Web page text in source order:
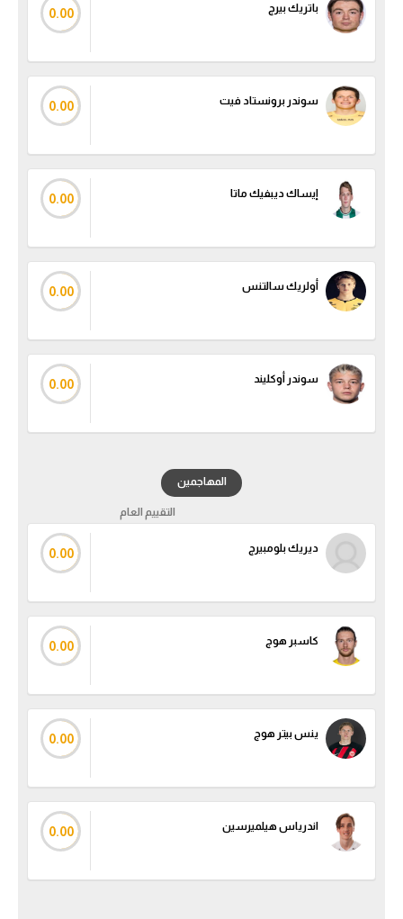
كرة يد
الوطن العربي
في المونديال
آسيا
ركن الألعاب
Gamers
ميركاتو
حكايات في الجول
كويز في الجول
باتريك بيرج 0.00
سوندر برونستاد فيت 0.00
إيساك ديبفيك ماتا 0.00
أولريك سالتنس 0.00
سوندر أوكليند 0.00
المهاجمين
التقييم العام
ديريك بلومبيرج 0.00
كاسبر هوج 0.00
ينس بيتر هوج 0.00
اندرياس هيلميرسين 0.00